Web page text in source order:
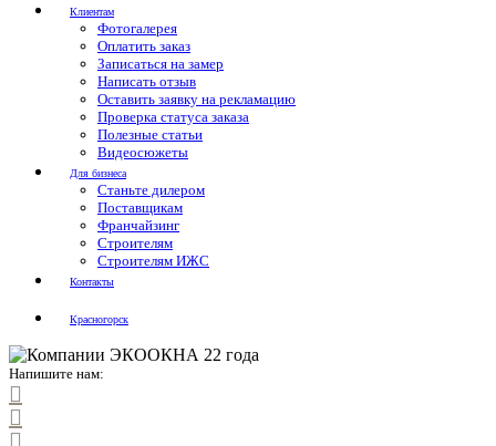
Клиентам
Фотогалерея
Оплатить заказ
Записаться на замер
Написать отзыв
Оставить заявку на рекламацию
Проверка статуса заказа
Полезные статьи
Видеосюжеты
Для бизнеса
Станьте дилером
Поставщикам
Франчайзинг
Строителям
Строителям ИЖС
Контакты
Красногорск
Напишите нам: